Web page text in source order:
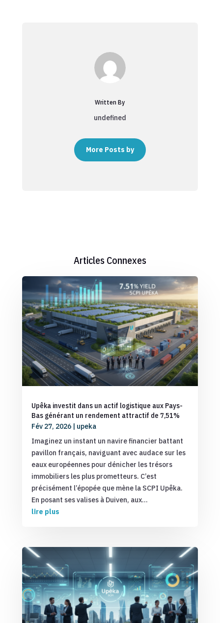
Written By
undefined
More Posts by
Articles Connexes
Upêka investit dans un actif logistique aux Pays-
Bas générant un rendement attractif de 7,51%
Fév 27, 2026| upeka
Imaginez un instant un navire financier battant
pavillon français, naviguant avec audace sur les
eaux européennes pour dénicher les trésors
immobiliers les plus prometteurs. C’est
précisément l’épopée que mène la SCPI Upêka.
En posant ses valises à Duiven, aux...
lire plus